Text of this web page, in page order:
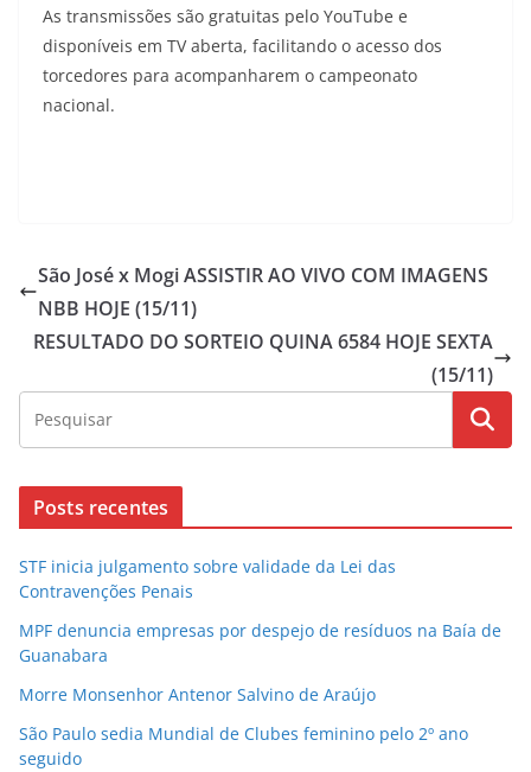
As transmissões são gratuitas pelo YouTube e
disponíveis em TV aberta, facilitando o acesso dos
torcedores para acompanharem o campeonato
nacional.
São José x Mogi ASSISTIR AO VIVO COM IMAGENS
NBB HOJE (15/11)
RESULTADO DO SORTEIO QUINA 6584 HOJE SEXTA
(15/11)
Posts recentes
STF inicia julgamento sobre validade da Lei das
Contravenções Penais
MPF denuncia empresas por despejo de resíduos na Baía de
Guanabara
Morre Monsenhor Antenor Salvino de Araújo
São Paulo sedia Mundial de Clubes feminino pelo 2º ano
seguido